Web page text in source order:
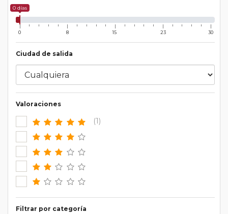
0 días
0 8 15 23 30
Ciudad de salida
Valoraciones
(1)
Filtrar por categoría